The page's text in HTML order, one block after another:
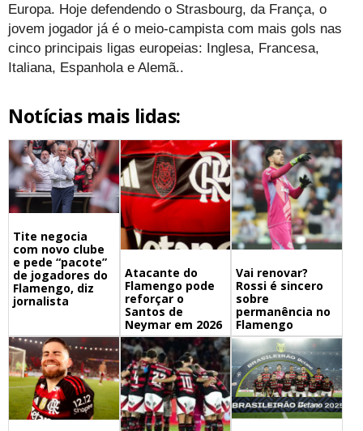
Europa. Hoje defendendo o Strasbourg, da França, o
jovem jogador já é o meio-campista com mais gols nas
cinco principais ligas europeias: Inglesa, Francesa,
Italiana, Espanhola e Alemã..
Notícias mais lidas:
Tite negocia
com novo clube
e pede “pacote”
de jogadores do
Flamengo, diz
jornalista
Atacante do
Flamengo pode
reforçar o
Santos de
Neymar em 2026
Vai renovar?
Rossi é sincero
sobre
permanência no
Flamengo